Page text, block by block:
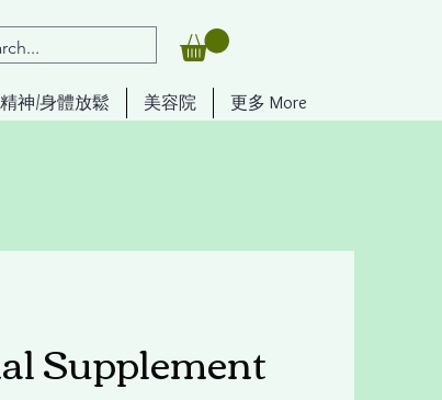
精神/身體放鬆 美容院 更多 More
Supplement